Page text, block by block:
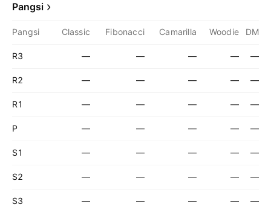
Pangsi
Pangsi Classic Fibonacci Camarilla Woodie DM
R3 — — — — —
R2 — — — — —
R1 — — — — —
P — — — — —
S1 — — — — —
S2 — — — — —
S3 — — — — —